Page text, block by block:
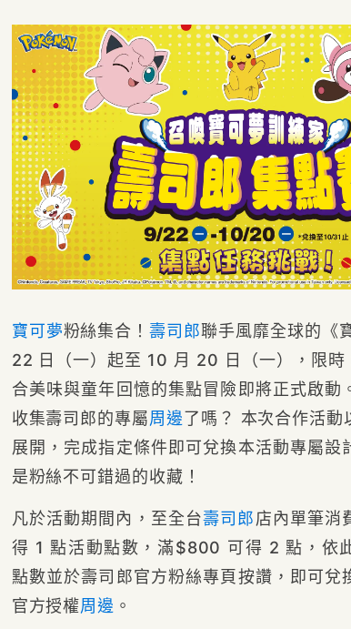
寶可夢粉絲集合！壽司郎聯手風靡全球的《
22 日（一）起至 10 月 20 日（一），限時
合美味與童年回憶的集點冒險即將正式啟動
收集壽司郎的專屬周邊了嗎？ 本次合作活動
展開，完成指定條件即可兌換本活動專屬設
是粉絲不可錯過的收藏！
凡於活動期間內，至全台壽司郎店內單筆
得 1 點活動點數，滿$800 可得 2 點，依
點數並於壽司郎官方粉絲專頁按讚，即可兌
官方授權周邊 。